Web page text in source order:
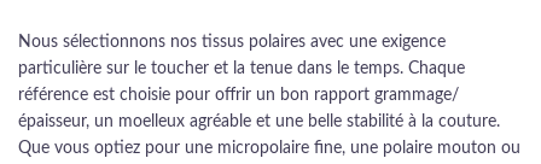
Nous sélectionnons nos tissus polaires avec une exigence
particulière sur le toucher et la tenue dans le temps. Chaque
référence est choisie pour offrir un bon rapport grammage/
épaisseur, un moelleux agréable et une belle stabilité à la couture.
Que vous optiez pour une micropolaire fine, une polaire mouton ou